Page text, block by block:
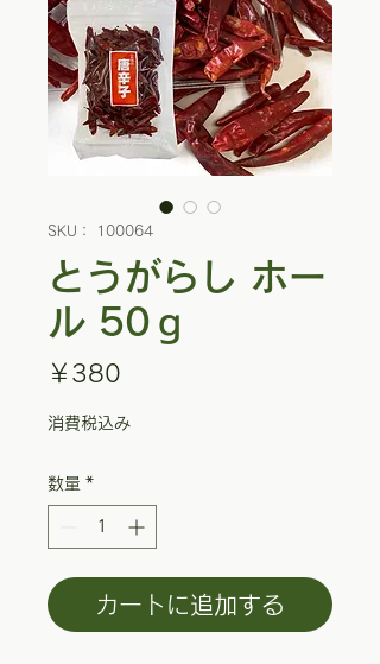
SKU： 100064
とうがらし ホー
ル 50ｇ
￥380
格
消費税込み
数量 *
カートに追加する